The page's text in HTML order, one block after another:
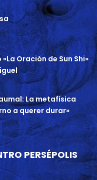
Oración de Sun Shi»
La metafísica
a querer durar»
PERSÉPOLIS